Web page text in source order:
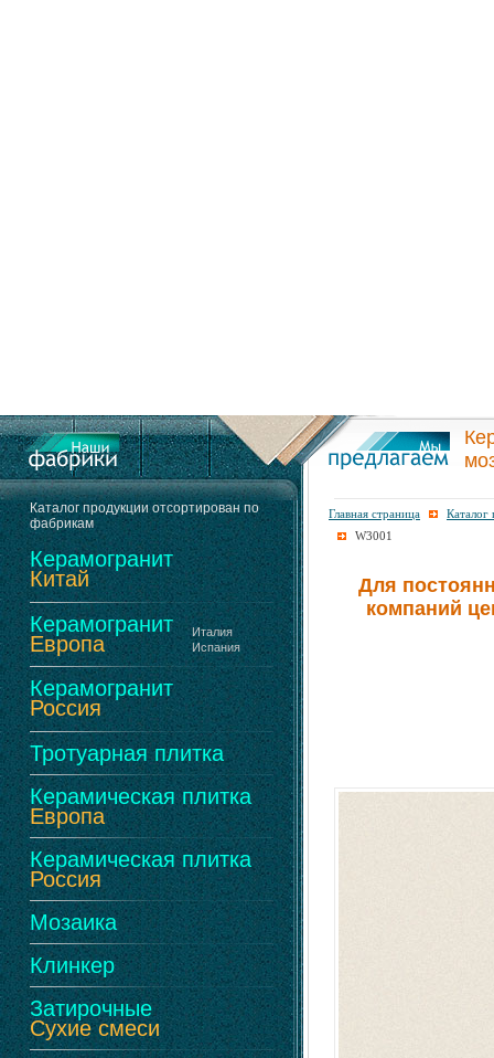
Каталог продукции отсортирован по
фабрикам
Керамогранит
Китай
Керамогранит
Европа
Италия
Испания
Керамогранит
Россия
Тротуарная плитка
Керамическая плитка
Европа
Керамическая плитка
Россия
Мозаика
Клинкер
Затирочные
Сухие смеси
Главная страница
Каталог
W3001
Для
компаний